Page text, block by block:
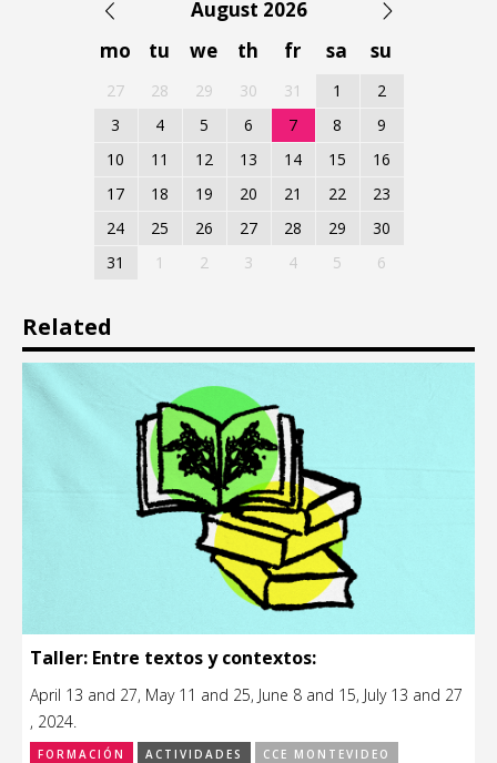
August 2026
mo
tu we th fr sa su
27 28 29 30 31 1
2
3
4 5 6 7 8
9
10
11 12 13 14 15
16
17
18 19 20 21 22
23
24
25 26 27 28 29
30
31
1 2 3 4 5 6
Related
Taller: Entre textos y contextos:
April 13 and 27, May 11 and 25, June 8 and 15, July 13 and 27
, 2024.
FORMACIÓN ACTIVIDADES CCE MONTEVIDEO